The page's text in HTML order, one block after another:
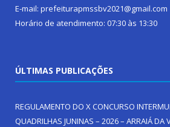
E-mail: prefeiturapmssbv2021@gmail.com
Horário de atendimento: 07:30 às 13:30
ÚLTIMAS PUBLICAÇÕES
REGULAMENTO DO X CONCURSO
QUADRILHAS JUNINAS – 2026 – ARRAIÁ DA